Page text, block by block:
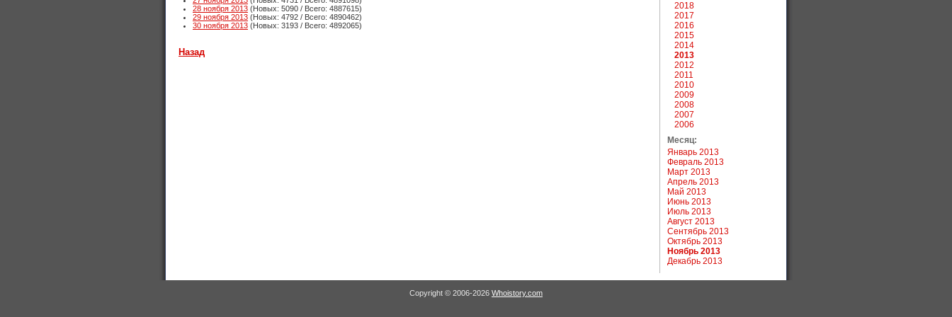
28 ноября 2013 (Новых: 5090 / Всего: 4887615)
29 ноября 2013 (Новых: 4792 / Всего: 4890462)
30 ноября 2013 (Новых: 3193 / Всего: 4892065)
Назад
2018
2017
2016
2015
2014
2013
2012
2011
2010
2009
2008
2007
2006
Месяц:
Январь 2013
Февраль 2013
Март 2013
Апрель 2013
Май 2013
Июнь 2013
Июль 2013
Август 2013
Сентябрь 2013
Октябрь 2013
Ноябрь 2013
Декабрь 2013
Copyright © 2006-2026 Whoistory.com